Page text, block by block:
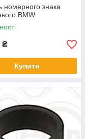
номерного знака
BMW
₴
Купити